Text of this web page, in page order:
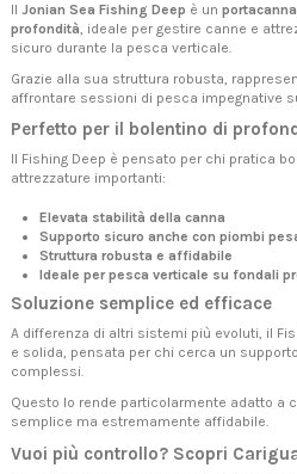
Il Jonian Sea Fishing Deep è un
profondità, ideale per gestire canne e
sicuro durante la pesca verticale.
Grazie alla sua struttura robusta,
affrontare sessioni di pesca impegnative
Perfetto per il bolentino di
Il Fishing Deep è pensato per chi pratica
attrezzature importanti:
Elevata stabilità della canna
Supporto sicuro anche con piombi
Struttura robusta e affidabile
Ideale per pesca verticale su fondali
Soluzione semplice ed efficace
A differenza di altri sistemi più evoluti, il
e solida, pensata per chi cerca un
complessi.
Questo lo rende particolarmente adatto a
semplice ma estremamente affidabile.
Vuoi più controllo? Scopri